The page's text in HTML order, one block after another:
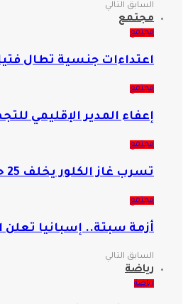
السابق التالي
مجتمع
مجتمع
اعتداءات جنسية تطال
مجتمع
إعفاء المدير الإقليمي
مجتمع
تسرب غاز الكلور يخلف 25 حالة اختناق بمحطة معالجة المياه بأزيلال
مجتمع
أزمة سبتة.. إسبانيا تعلن
السابق التالي
رياضة
رياضة